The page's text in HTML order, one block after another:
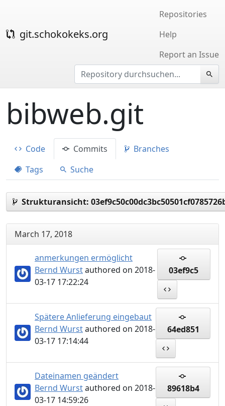
git.schokokeks.org
Repositories
Help
Report an Issue
bibweb.git
Code Commits
Branches
Tags
Suche
Strukturansicht:
March 17, 2018
anmerkungen ermöglicht
Bernd Wurstauthored on 2018-
03-17 17:22:24
03ef9c5
Spätere Anlieferung eingebaut
Bernd Wurstauthored on 2018-
03-17 17:14:44
64ed851
Dateinamen geändert
Bernd Wurstauthored on 2018-
03-17 14:59:26
89618b4